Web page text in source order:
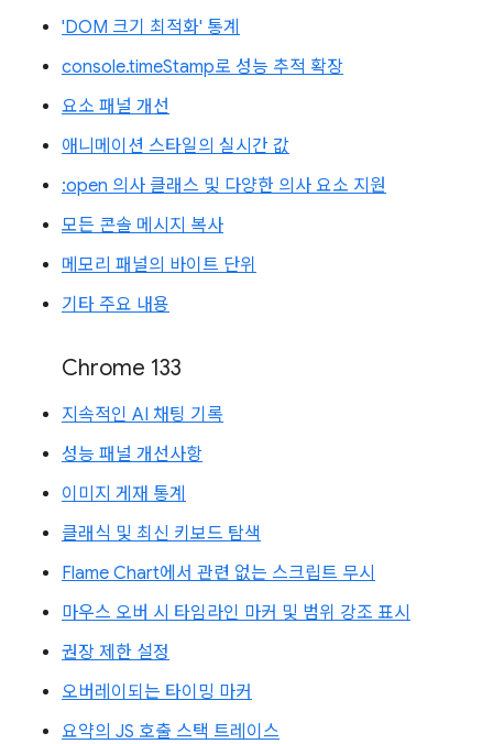
'DOM 크기 최적화' 통계
console.timeStamp로 성능 추적 확장
요소 패널 개선
애니메이션 스타일의 실시간 값
:open 의사 클래스 및 다양한 의사 요소 지원
모든 콘솔 메시지 복사
메모리 패널의 바이트 단위
기타 주요 내용
Chrome 133
지속적인 AI 채팅 기록
성능 패널 개선사항
이미지 게재 통계
클래식 및 최신 키보드 탐색
Flame Chart에서 관련 없는 스크립트 무시
마우스 오버 시 타임라인 마커 및 범위 강조 표시
권장 제한 설정
오버레이되는 타이밍 마커
요약의 JS 호출 스택 트레이스